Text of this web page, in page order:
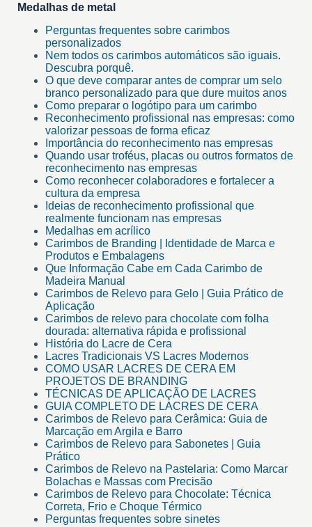
Medalhas de metal
Perguntas frequentes sobre carimbos
personalizados
Nem todos os carimbos automáticos são iguais.
Descubra porquê.
O que deve comparar antes de comprar um selo
branco personalizado para que dure muitos anos
Como preparar o logótipo para um carimbo
Reconhecimento profissional nas empresas: como
valorizar pessoas de forma eficaz
Importância do reconhecimento nas empresas
Quando usar troféus, placas ou outros formatos de
reconhecimento nas empresas
Como reconhecer colaboradores e fortalecer a
cultura da empresa
Ideias de reconhecimento profissional que
realmente funcionam nas empresas
Medalhas em acrílico
Carimbos de Branding | Identidade de Marca e
Produtos e Embalagens
Que Informação Cabe em Cada Carimbo de
Madeira Manual
Carimbos de Relevo para Gelo | Guia Prático de
Aplicação
Carimbos de relevo para chocolate com folha
dourada: alternativa rápida e profissional
História do Lacre de Cera
Lacres Tradicionais VS Lacres Modernos
COMO USAR LACRES DE CERA EM
PROJETOS DE BRANDING
TÉCNICAS DE APLICAÇÃO DE LACRES
GUIA COMPLETO DE LACRES DE CERA
Carimbos de Relevo para Cerâmica: Guia de
Marcação em Argila e Barro
Carimbos de Relevo para Sabonetes | Guia
Prático
Carimbos de Relevo na Pastelaria: Como Marcar
Bolachas e Massas com Precisão
Carimbos de Relevo para Chocolate: Técnica
Correta, Frio e Choque Térmico
Perguntas frequentes sobre sinetes